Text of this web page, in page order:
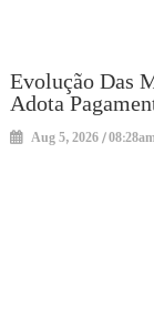
Evolução Das
Adota
Aug 5, 2026 /